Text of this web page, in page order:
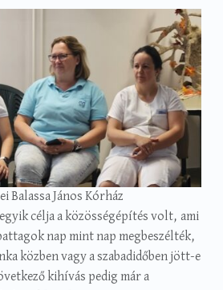
Balassa János Kórház
célja a közösségépítés volt, ami
nap mint nap megbeszélték,
közben vagy a szabadidőben jött-e
kihívás pedig már a